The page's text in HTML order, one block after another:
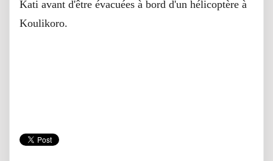
Kati avant d'être évacuées à bord d'un hélicoptère à
Koulikoro.